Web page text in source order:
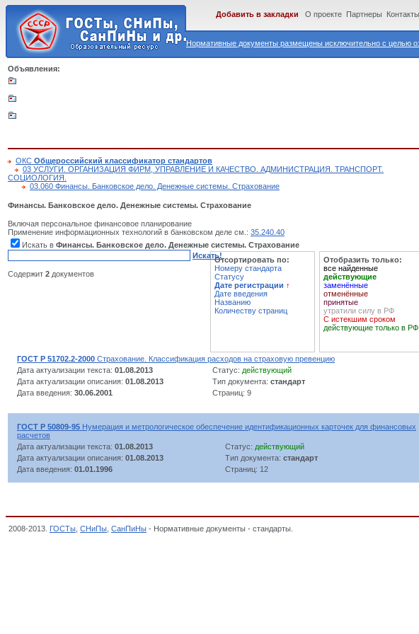
Нормативные документы размещены исключительно с целью
Добавить в закладки О проекте Партнеры Контакты
Объявления:
ОКС Общероссийский классификатор стандартов
03 УСЛУГИ. ОРГАНИЗАЦИЯ ФИРМ, УПРАВЛЕНИЕ И КАЧЕСТВО. АДМИНИСТРАЦИЯ. ТРАНСПОРТ.
СОЦИОЛОГИЯ.
03.060 Финансы. Банковское дело. Денежные системы. Страхование
Финансы. Банковское дело. Денежные системы. Страхование
Включая персональное финансовое планирование
Применение информационных технологий в банковском деле см.: 35.240.40
Искать в Финансы. Банковское дело. Денежные системы. Страхование
Искать!
Содержит 2 документов
Отсортировать по:
Номеру стандарта
Статусу
Дате регистрации ↑
Дате введения
Названию
Количеству страниц
Отобразить только:
все найденные
действующие
заменённые
отменённые
принятые
утратили силу в РФ
С истекшим сроком
действующие только в РФ
ГОСТ Р 51702.2-2000 Страхование. Классификация расходов на страховую превенцию
Дата актуализации текста: 01.08.2013 Статус: действующий
Дата актуализации описания: 01.08.2013 Тип документа: стандарт
Дата введения: 30.06.2001 Страниц: 9
ГОСТ Р 50809-95 Нумерация и метрологическое обеспечение идентификационных карточек для финансовых
расчетов
Дата актуализации текста: 01.08.2013 Статус: действующий
Дата актуализации описания: 01.08.2013 Тип документа: стандарт
Дата введения: 01.01.1996 Страниц: 12
2008-2013. ГОСТы СНиПы СанПиНы - Нормативные документы - стандарты.